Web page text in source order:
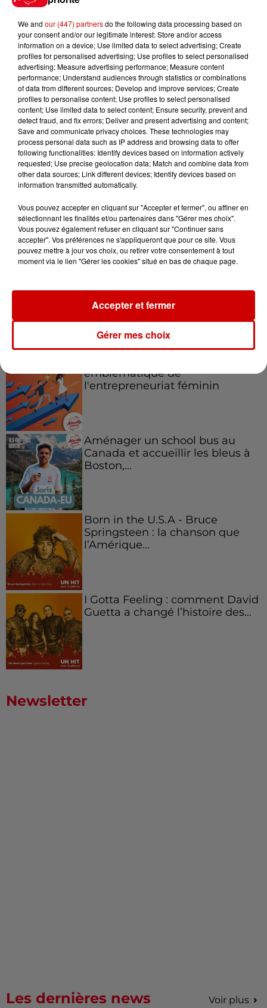
Gagnez vos entrées pour le
Musée du Sport Automobile au
Mans !
Alouette vous invite à
Futuroscope Xperiences !
Le Duel - Gagnez votre balade
en jet ski !
Podcasts
emblématique de
l'entrepreneuriat féminin
Aménager un school bus au
Canada et accueillir les bleus à
Boston,...
Born in the U.S.A - Bruce
Springsteen : la chanson que
l’Amérique...
I Gotta Feeling : comment David
Guetta a changé l’histoire des...
Newsletter
Les dernières news Voir plus
We and our (447) partnersdo the following data processing based on
your consent and/or our legitimate interest: Store and/or access
information on a device; Use limited data to select advertising; Create
profiles for personalised advertising; Use profiles to select personalised
advertising; Measure advertising performance; Measure content
performance; Understand audiences through statistics or combinations
of data from different sources; Develop and improve services; Create
profiles to personalise content; Use profiles to select personalised
content; Use limited data to select content; Ensure security, prevent and
detect fraud, and fix errors; Deliver and present advertising and content;
Save and communicate privacy choices. These technologies may
process personal data such as IP address and browsing data to offer
following functionalities: Identify devices based on information actively
requested; Use precise geolocation data; Match and combine data from
other data sources; Link different devices; Identify devices based on
information transmitted automatically.
Vous pouvez accepter en cliquant sur "Accepter et fermer", ou affiner en
sélectionnant les finalités et/ou partenaires dans "Gérer mes choix".
Vous pouvez également refuser en cliquant sur "Continuer sans
accepter". Vos préférences ne s'appliqueront que pour ce site. Vous
pouvez mettre à jour vos choix, ou retirer votre consentement à tout
moment via le lien "Gérer les cookies" situé en bas de chaque page.
Gérer mes choix
Accepter et fermer